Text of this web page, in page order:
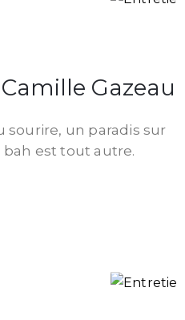
Gazeau
sourire, un paradis sur
bah est tout autre.